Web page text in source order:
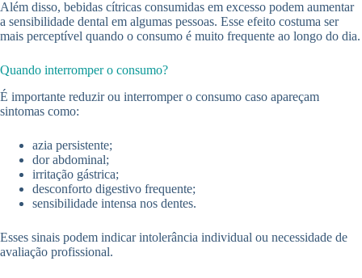
Além disso, bebidas cítricas consumidas em excesso podem aumentar
a sensibilidade dental em algumas pessoas. Esse efeito costuma ser
mais perceptível quando o consumo é muito frequente ao longo do dia.
Quando interromper o consumo?
É importante reduzir ou interromper o consumo caso apareçam
sintomas como:
azia persistente;
dor abdominal;
irritação gástrica;
desconforto digestivo frequente;
sensibilidade intensa nos dentes.
Esses sinais podem indicar intolerância individual ou necessidade de
avaliação profissional.